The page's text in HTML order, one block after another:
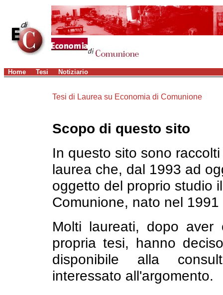
Home Tesi Notiziario
Tesi di Laurea su Economia di Comunione
Scopo di questo sito
In questo sito sono
laurea che, dal 1993 ad
oggetto del proprio studio
Comunione, nato nel
Molti laureati, dopo aver
propria tesi, hanno
disponibile alla
interessato all'argomento.